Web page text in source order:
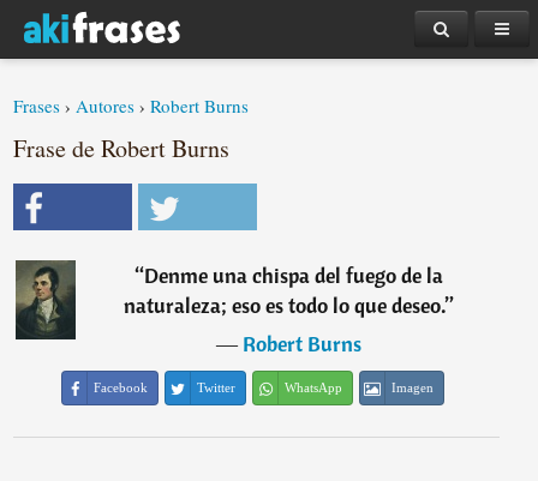
Frases ›Autores ›Robert Burns
Frase de Robert Burns
“Denme una chispa del fuego de la
naturaleza; eso es todo lo que deseo.”
―Robert Burns
Facebook Twitter WhatsApp Imagen